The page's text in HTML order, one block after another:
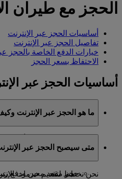
الحجز مع طيران
أساسيات الحجز عبر الإنترنت
تفاصيل الحجز عبر الإنترنت
خيارات الدفع الخاصة بالحجز
الاحتفاظ بسعر الحجز
أساسيات الحجز عبر
ما هو الحجز عبر الإنترنت
يعد الحجز عبر الإنترنت
حجز مقعد معين ودفع
متى سيصبح الحجز عبر
نحن نخطط لتقديم خدمات